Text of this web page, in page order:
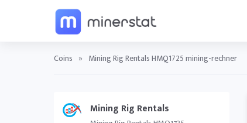
Coins » Mining Rig Rentals HMQ1725 mining-rechner
Mining Rig Rentals